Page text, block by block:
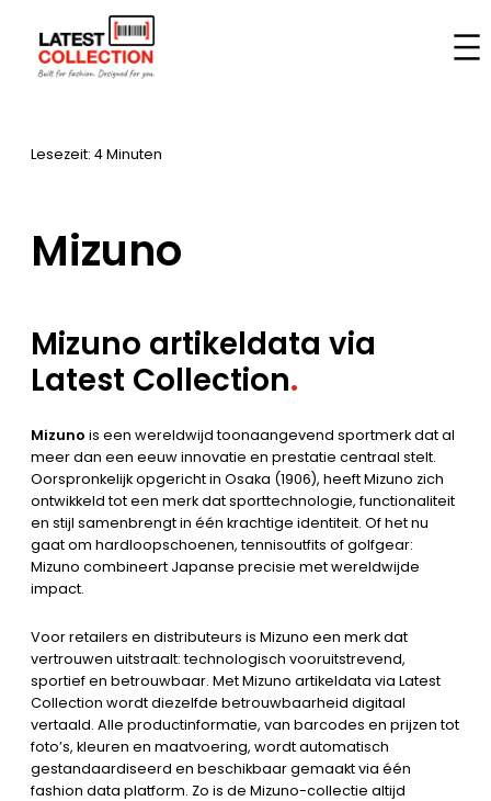
Inhalt
springen
Startseite–Marken
Lesezeit: 4 Minuten
Mizuno
Mizuno artikeldata via
Latest Collection.
Mizuno is een wereldwijd toonaangevend sportmerk dat al
meer dan een eeuw innovatie en prestatie centraal stelt.
Oorspronkelijk opgericht in Osaka (1906), heeft Mizuno zich
ontwikkeld tot een merk dat sporttechnologie, functionaliteit
en stijl samenbrengt in één krachtige identiteit. Of het nu
gaat om hardloopschoenen, tennisoutfits of golfgear:
Mizuno combineert Japanse precisie met wereldwijde
impact.
Voor retailers en distributeurs is Mizuno een merk dat
vertrouwen uitstraalt: technologisch vooruitstrevend,
sportief en betrouwbaar. Met Mizuno artikeldata via Latest
Collection wordt diezelfde betrouwbaarheid digitaal
vertaald. Alle productinformatie, van barcodes en prijzen tot
foto’s, kleuren en maatvoering, wordt automatisch
gestandaardiseerd en beschikbaar gemaakt via één
fashion data platform. Zo is de Mizuno-collectie altijd